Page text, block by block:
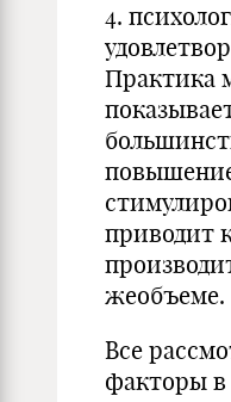
4.
Практика
приводит
жеобъеме.
Все
факторы